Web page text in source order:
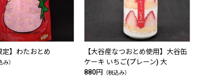
定】わたおとめ
み）
【大谷産なつおとめ使用】大谷缶
ケーキ いちご(プレーン) 大
880円
（税込み）